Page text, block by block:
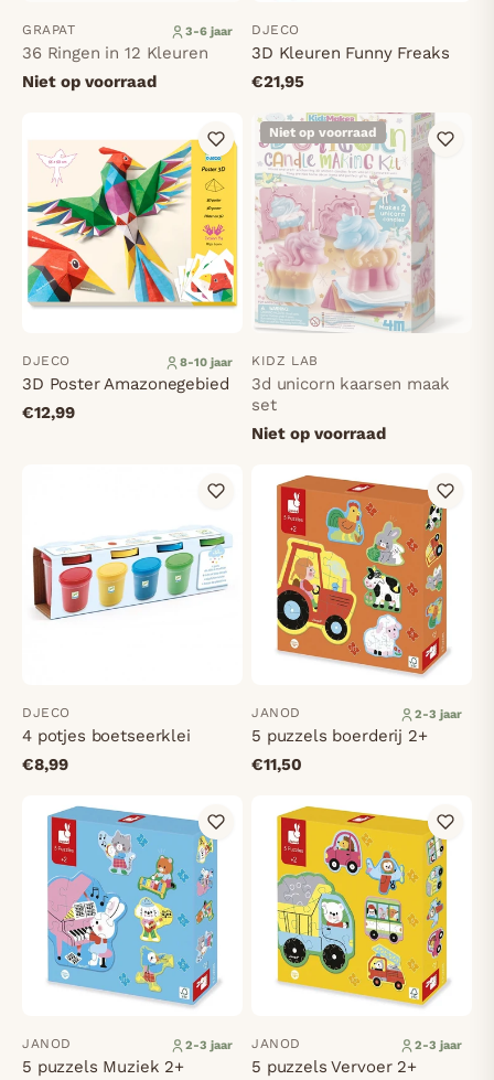
GRAPAT 3-6 jaar
36 Ringen in 12 Kleuren
Niet op voorraad
DJECO
3D Kleuren Funny Freaks
€21,95
DJECO 8-10 jaar
3D Poster Amazonegebied
€12,99
Niet op voorraad
KIDZ LAB
3d unicorn kaarsen maak
set
Niet op voorraad
DJECO
4 potjes boetseerklei
€8,99
JANOD 2-3 jaar
5 puzzels boerderij 2+
€11,50
JANOD 2-3 jaar
5 puzzels Muziek 2+
JANOD 2-3 jaar
5 puzzels Vervoer 2+